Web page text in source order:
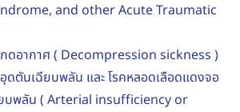
and other Acute Traumatic
ดอากาศ ( Decompression sickness )
ดตันเฉียบพลัน และ โรคหลอดเลือดแดงจอ
บพลัน ( Arterial insufficiency or